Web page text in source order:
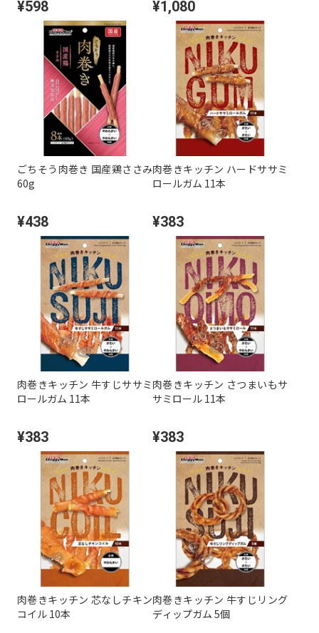
¥598 ¥1,080
ごちそう肉巻き 国産鶏ささみ
60g
¥438
肉巻きキッチン ハードササミ
ロールガム 11本
¥383
肉巻きキッチン 牛すじササミ
ロールガム 11本
¥383
肉巻きキッチン さつまいもサ
サミロール 11本
¥383
肉巻きキッチン 芯なしチキン
コイル 10本
肉巻きキッチン 牛すじリング
ディップガム 5個